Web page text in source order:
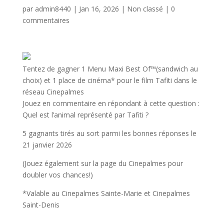
par admin8440 | Jan 16, 2026 | Non classé | 0
commentaires
Tentez de gagner 1 Menu Maxi Best Of™(sandwich au
choix) et 1 place de cinéma* pour le film Tafiti dans le
réseau Cinepalmes
Jouez en commentaire en répondant à cette question :
Quel est l’animal représenté par Tafiti ?
5 gagnants tirés au sort parmi les bonnes réponses le
21 janvier 2026
(Jouez également sur la page du Cinepalmes pour
doubler vos chances!)
*Valable au Cinepalmes Sainte-Marie et Cinepalmes
Saint-Denis